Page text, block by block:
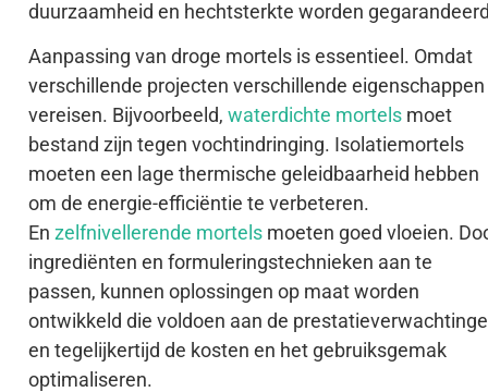
duurzaamheid en hechtsterkte worden
Aanpassing van droge mortels is essentieel. Omdat
verschillende projecten verschillende eigenschappen
vereisen. Bijvoorbeeld, waterdichte mortels moet
bestand zijn tegen vochtindringing. Isolatiemortels
moeten een lage thermische geleidbaarheid hebben
om de energie-efficiëntie te verbeteren.
En zelfnivellerende mortels moeten goed vloeien.
ingrediënten en formuleringstechnieken aan te
passen, kunnen oplossingen op maat worden
ontwikkeld die voldoen aan de
en tegelijkertijd de kosten en het gebruiksgemak
optimaliseren.